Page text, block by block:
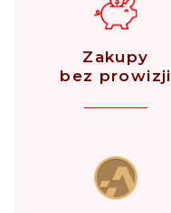
Zakupy
bez prowizji